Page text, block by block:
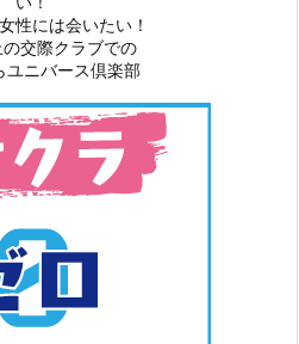
性には会いたい！
交際クラブでの
ユニバース倶楽部